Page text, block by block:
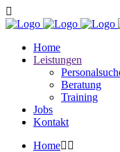
Home
Leistungen
Beratung
Training
Jobs
Kontakt
Home